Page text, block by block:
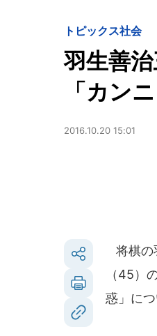
トピックス社会
羽生善
「カン
2016.10.20 15:01
将棋の
（45）
惑」に